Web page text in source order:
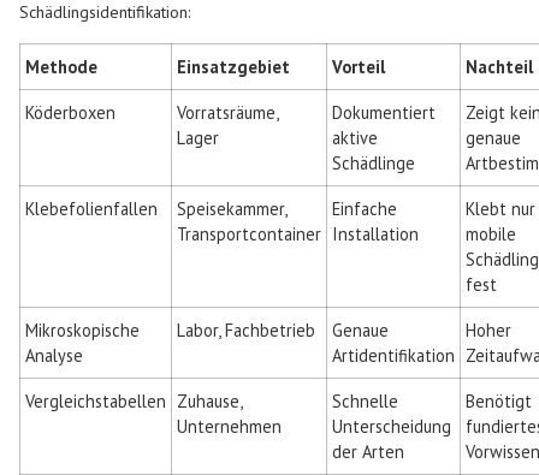
Schädlingsidentifikation:
Methode Einsatzgebiet Vorteil
Nachteil
Köderboxen
Vorratsräume,
Lager
Dokumentiert
aktive
Schädlinge
Zeigt
genaue
Klebefolienfallen
Speisekammer,
Transportcontainer
Einfache
Installation
Klebt nur
mobile
fest
Mikroskopische
Analyse
Labor, Fachbetrieb
Genaue
Artidentifikation
Hoher
Vergleichstabellen Zuhause,
Unternehmen
Schnelle
Unterscheidung
der Arten
Benötigt
Vorwissen